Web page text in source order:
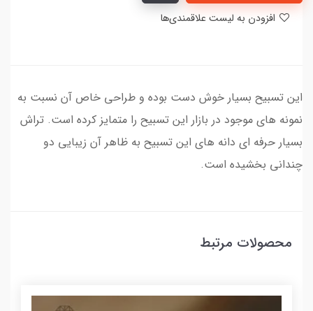
این تسبیح بسیار خوش دست بوده و طراحی خاص آن نسبت به
نمونه های موجود در بازار این تسبیح را متمایز کرده است. تراش
بسیار حرفه ای دانه های این تسبیح به ظاهر آن زیبایی دو
چندانی بخشیده است.
محصولات مرتبط